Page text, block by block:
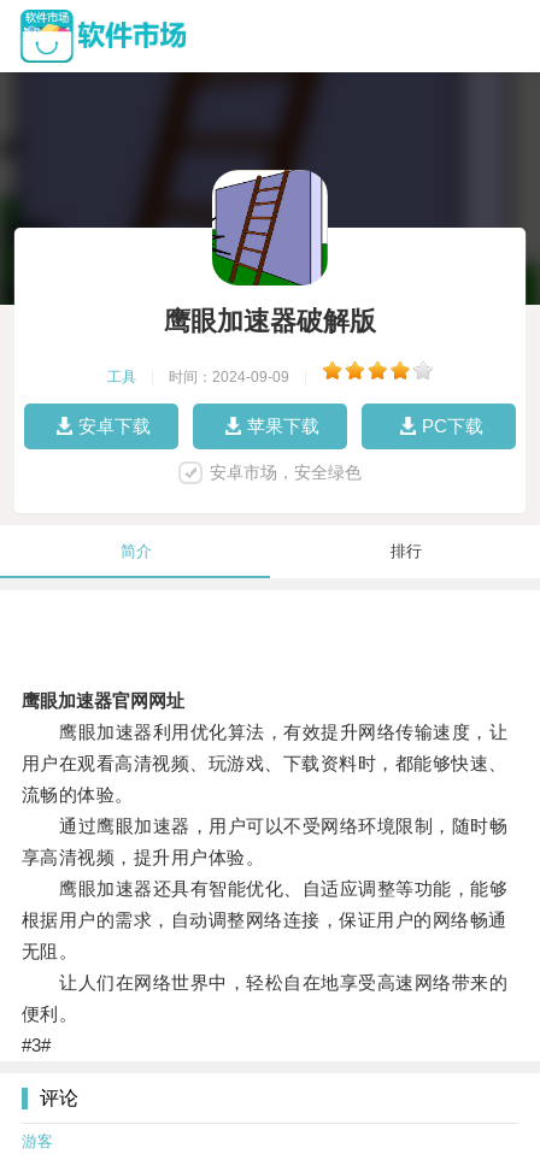
鹰眼加速器破解版
工具 时间：2024-09-09
安卓下载 苹果下载 PC下载
安卓市场，安全绿色
简介 排行
鹰眼加速器官网网址
鹰眼加速器利用优化算法，有效提升网络传输速度，让
用户在观看高清视频、玩游戏、下载资料时，都能够快速、
流畅的体验。
通过鹰眼加速器，用户可以不受网络环境限制，随时畅
享高清视频，提升用户体验。
鹰眼加速器还具有智能优化、自适应调整等功能，能够
根据用户的需求，自动调整网络连接，保证用户的网络畅通
无阻。
让人们在网络世界中，轻松自在地享受高速网络带来的
便利。
#3#
评论
游客